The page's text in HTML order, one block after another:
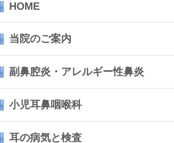
HOME
当院のご案内
副鼻腔炎・アレルギー性鼻炎
小児耳鼻咽喉科
耳の病気と検査